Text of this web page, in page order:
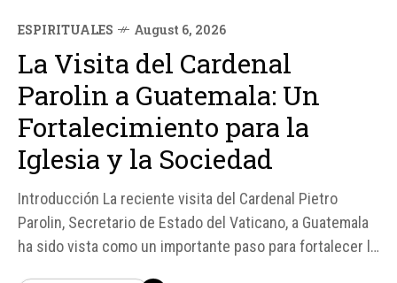
ESPIRITUALES August 6, 2026
La Visita del Cardenal
Parolin a Guatemala: Un
Fortalecimiento para la
Iglesia y la Sociedad
Introducción La reciente visita del Cardenal Pietro
Parolin, Secretario de Estado del Vaticano, a Guatemala
ha sido vista como un importante paso para fortalecer la